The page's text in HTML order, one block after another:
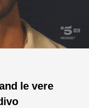
le vere